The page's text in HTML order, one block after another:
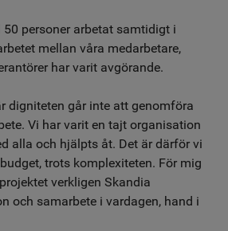
personer arbetat samtidigt i
mellan våra medarbetare,
har varit avgörande.
digniteten går inte att genomföra
Vi har varit en tajt organisation
alla och hjälpts åt. Det är därför vi
trots komplexiteten. För mig
verkligen Skandia
och samarbete i vardagen, hand i